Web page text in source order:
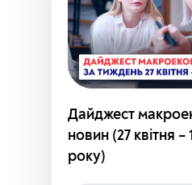
Дайджест
новин (27 квітня –
року)